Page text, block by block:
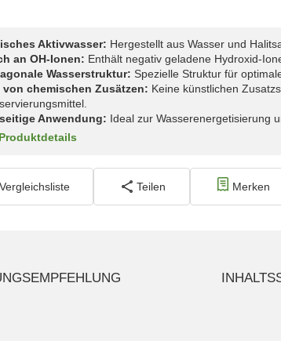
Aktivwasser: Hergestellt aus Wasser und
an OH-Ionen: Enthält negativ geladene Hydroxid-
Wasserstruktur: Spezielle Struktur für
von chemischen Zusätzen: Keine künstlichen
Anwendung: Ideal zur Wasserenergetisierung
Vergleichsliste Teilen Merken